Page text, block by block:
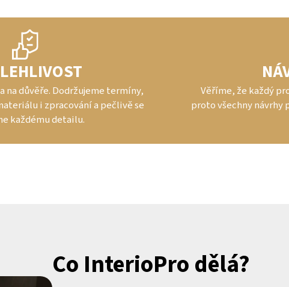
na důvěře. Dodržujeme termíny,
i zpracování a pečlivě se
každému detailu.
Věříme, že každý
proto všechny návrhy
Co InterioPro dělá?